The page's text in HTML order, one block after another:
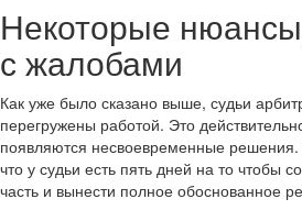
Некоторые
с жалобами
Как уже было сказано выше, судьи
перегружены работой. Это
появляются несвоевременные решения.
что у судьи есть пять дней на то чтобы
часть и вынести полное обоснованное